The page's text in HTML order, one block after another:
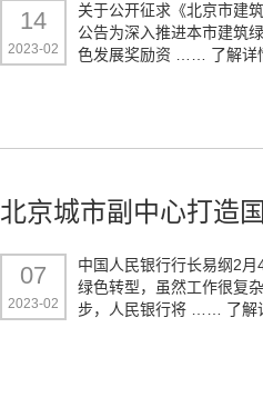
14
2023-02
关于公开征求《北京市建
公告为深入推进本市建筑
色发展奖励资 …… 了解详
北京城市副中心打造
07
2023-02
中国人民银行行长易纲2
绿色转型，虽然工作很复
步，人民银行将 …… 了解